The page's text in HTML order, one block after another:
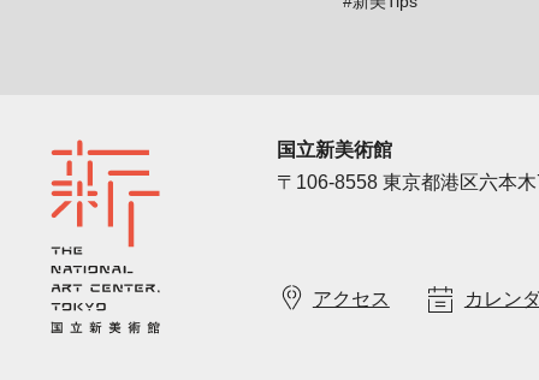
国立新美術館
〒106-8558 東京都港区六本
アクセス カレン